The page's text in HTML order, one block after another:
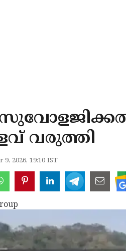
വരുത്തി
9, 2026, 19:10 IST